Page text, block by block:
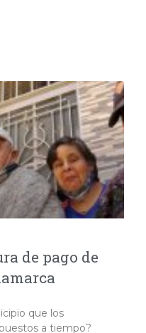
de pago de
que los
a tiempo?